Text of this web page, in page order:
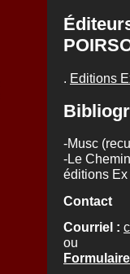
. Editions
-Musc
-Le
éditions
Contact
Courriel :
ou